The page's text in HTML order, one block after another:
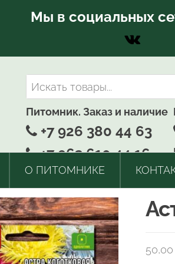
Мы в социальных
Питомник. Заказ и наличие
+7 926 380 44 63
+7 963 610 44 16
О ПИТОМНИКЕ
50,00